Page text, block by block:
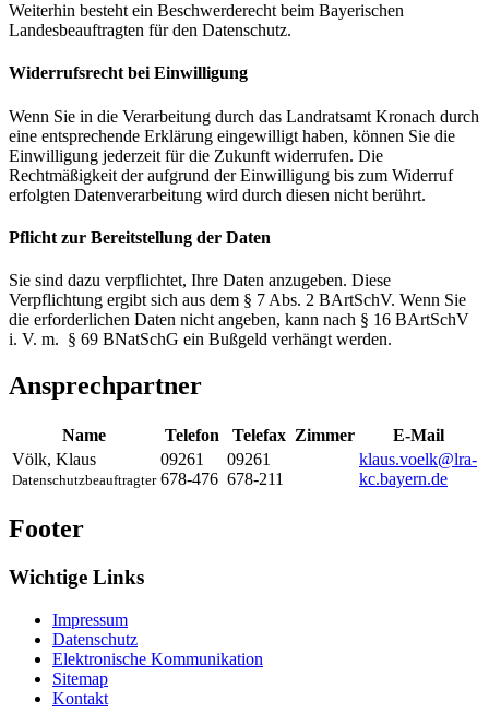
Weiterhin besteht ein Beschwerderecht beim Bayerischen
Landesbeauftragten für den Datenschutz.
Widerrufsrecht bei Einwilligung
Wenn Sie in die Verarbeitung durch das Landratsamt Kronach durch
eine entsprechende Erklärung eingewilligt haben, können Sie die
Einwilligung jederzeit für die Zukunft widerrufen. Die
Rechtmäßigkeit der aufgrund der Einwilligung bis zum Widerruf
erfolgten Datenverarbeitung wird durch diesen nicht berührt.
Pflicht zur Bereitstellung der Daten
Sie sind dazu verpflichtet, Ihre Daten anzugeben. Diese
Verpflichtung ergibt sich aus dem § 7 Abs. 2 BArtSchV. Wenn Sie
die erforderlichen Daten nicht angeben, kann nach § 16 BArtSchV
i. V. m. § 69 BNatSchG ein Bußgeld verhängt werden.
Ansprechpartner
Name Telefon Telefax Zimmer
E-Mail
Völk, Klaus
Datenschutzbeauftragter
09261
678-476
09261
678-211
klaus.voelk@lra-
kc.bayern.de
Footer
Wichtige Links
Impressum
Datenschutz
Elektronische Kommunikation
Sitemap
Kontakt